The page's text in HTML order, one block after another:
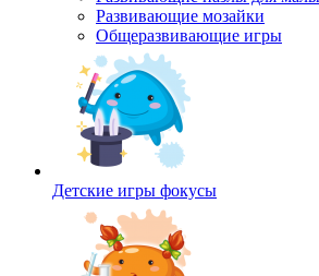
Развивающие мозайки
Общеразвивающие игры
Детские игры фокусы